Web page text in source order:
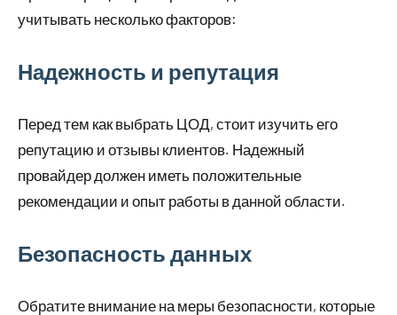
учитывать несколько факторов:
Надежность и репутация
Перед тем как выбрать ЦОД, стоит изучить его
репутацию и отзывы клиентов. Надежный
провайдер должен иметь положительные
рекомендации и опыт работы в данной области.
Безопасность данных
Обратите внимание на меры безопасности, которые